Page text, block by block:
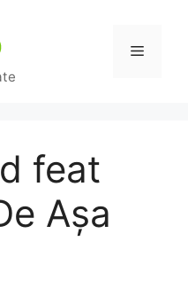
Meniu
feat
Așa